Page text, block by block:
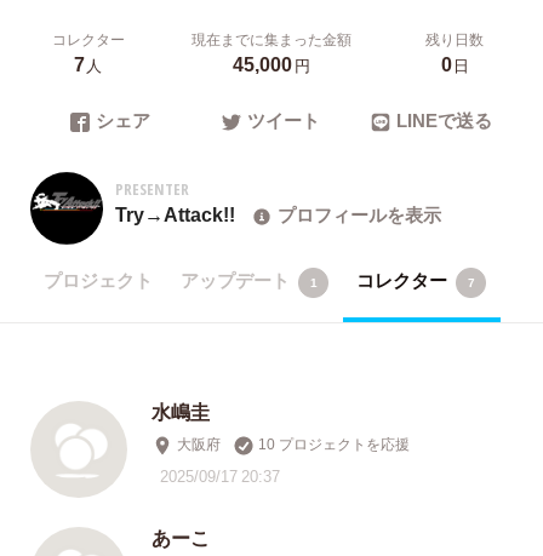
コレクター
7人
現在までに集まった金額
45,000円
残り日数
0日
シェア ツイート LINEで送る
PRESENTER
Try→Attack!! プロフィールを表示
プロジェクト アップデート 1 コレクター 7
水嶋圭
大阪府 10 プロジェクトを応援
2025/09/17 20:37
あーこ